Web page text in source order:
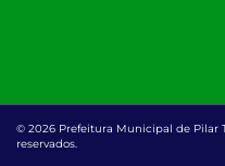
© 2026 Prefeitura Municipal de Pilar
reservados.